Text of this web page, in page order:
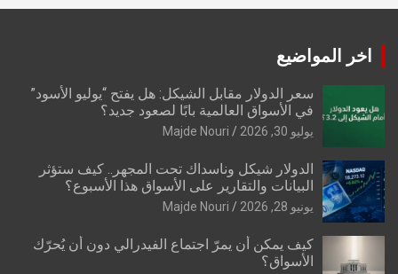
اخر المواضيع
سعر الدولار مقابل الشيكل: هل يفتح “يوليو الأسود”
في الأسواق العالمية بابًا لصعود جديد؟
يوليو 30, 2026 Majde Nouri
الدولار شيكل وناسداك تحت المجهر.. كيف ستؤثر
البيانات والتقارير على الأسواق هذا الأسبوع؟
يونيو 28, 2026 Majde Nouri
كيف يمكن أن يمرّ اجتماع الفيدرالي دون أن يُحرّك
الأسواق؟